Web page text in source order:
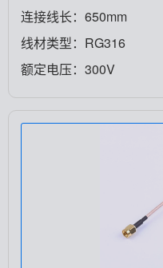
连接线长：650mm
线材类型：RG316
额定电压：300V